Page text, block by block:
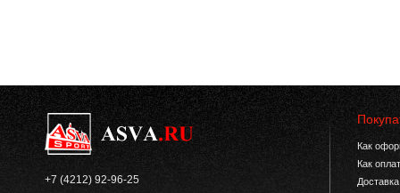
+7 (4212) 92-96-25
Как
Как